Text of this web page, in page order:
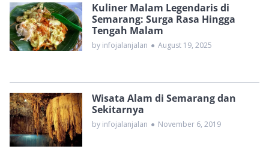
Kuliner Malam Legendaris di
Semarang: Surga Rasa Hingga
Tengah Malam
by infojalanjalan ● August 19, 2025
Wisata Alam di Semarang dan
Sekitarnya
by infojalanjalan ● November 6, 2019